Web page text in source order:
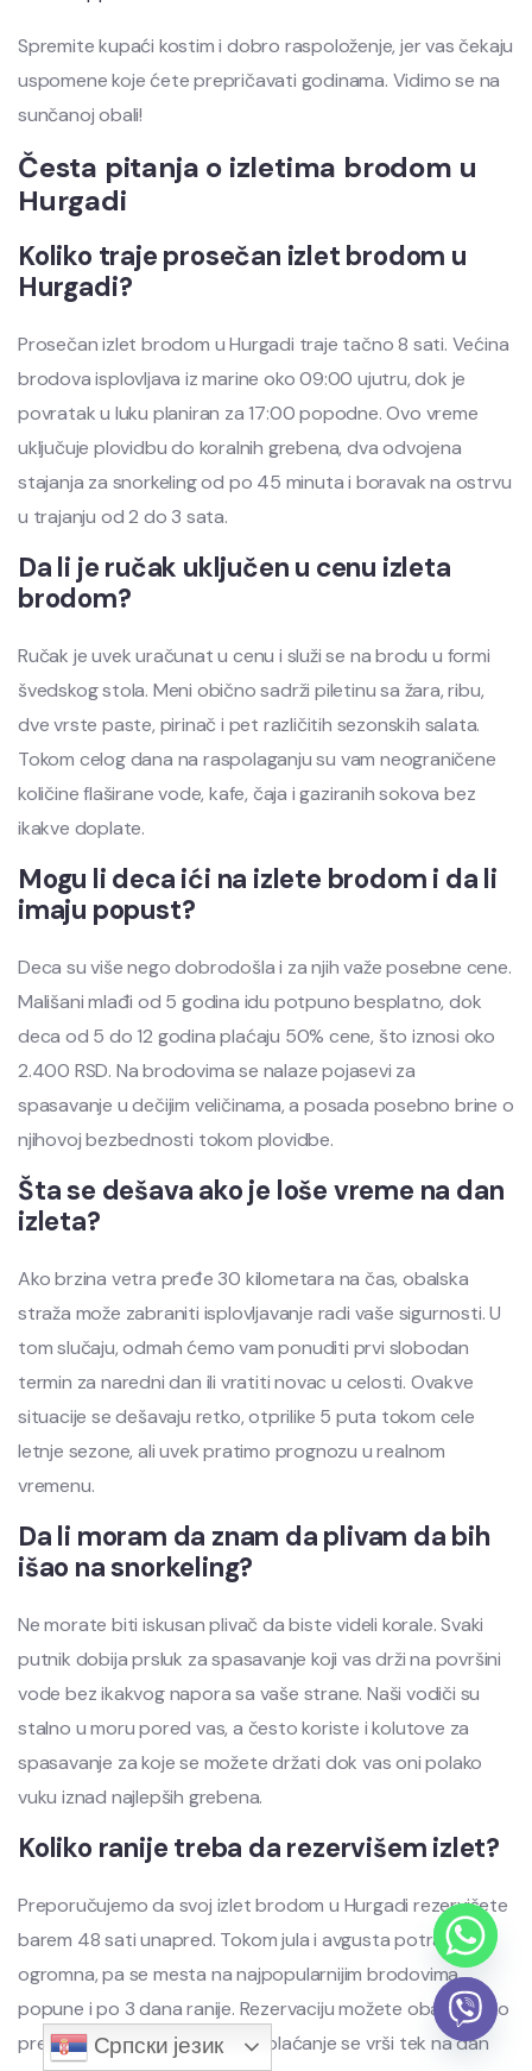
Spremite kupaći kostim i dobro raspoloženje, jer vas čekaju
uspomene koje ćete prepričavati godinama. Vidimo se na
sunčanoj obali!
Česta pitanja o izletima brodom u
Hurgadi
Koliko traje prosečan izlet brodom u
Hurgadi?
Prosečan izlet brodom u Hurgadi traje tačno 8 sati. Većina
brodova isplovljava iz marine oko 09:00 ujutru, dok je
povratak u luku planiran za 17:00 popodne. Ovo vreme
uključuje plovidbu do koralnih grebena, dva odvojena
stajanja za snorkeling od po 45 minuta i boravak na ostrvu
u trajanju od 2 do 3 sata.
Da li je ručak uključen u cenu izleta
brodom?
Ručak je uvek uračunat u cenu i služi se na brodu u formi
švedskog stola. Meni obično sadrži piletinu sa žara, ribu,
dve vrste paste, pirinač i pet različitih sezonskih salata.
Tokom celog dana na raspolaganju su vam neograničene
količine flaširane vode, kafe, čaja i gaziranih sokova bez
ikakve doplate.
Mogu li deca ići na izlete brodom i da li
imaju popust?
Deca su više nego dobrodošla i za njih važe posebne cene.
Mališani mlađi od 5 godina idu potpuno besplatno, dok
deca od 5 do 12 godina plaćaju 50% cene, što iznosi oko
2.400 RSD. Na brodovima se nalaze pojasevi za
spasavanje u dečijim veličinama, a posada posebno brine o
njihovoj bezbednosti tokom plovidbe.
Šta se dešava ako je loše vreme na dan
izleta?
Ako brzina vetra pređe 30 kilometara na čas, obalska
straža može zabraniti isplovljavanje radi vaše sigurnosti. U
tom slučaju, odmah ćemo vam ponuditi prvi slobodan
termin za naredni dan ili vratiti novac u celosti. Ovakve
situacije se dešavaju retko, otprilike 5 puta tokom cele
letnje sezone, ali uvek pratimo prognozu u realnom
vremenu.
Da li moram da znam da plivam da bih
išao na snorkeling?
Ne morate biti iskusan plivač da biste videli korale. Svaki
putnik dobija prsluk za spasavanje koji vas drži na površini
vode bez ikakvog napora sa vaše strane. Naši vodiči su
stalno u moru pored vas, a često koriste i kolutove za
spasavanje za koje se možete držati dok vas oni polako
vuku iznad najlepših grebena.
Koliko ranije treba da rezervišem izlet?
Preporučujemo da svoj izlet brodom u Hurgadi rezervišete
barem 48 sati unapred. Tokom jula i avgusta potražnja je
ogromna, pa se mesta na najpopularnijim brodovima
popune i po 3 dana ranije. Rezervaciju možete obaviti brzo
preko WhatsApp aplikacije, a plaćanje se vrši tek na dan
Српски језик